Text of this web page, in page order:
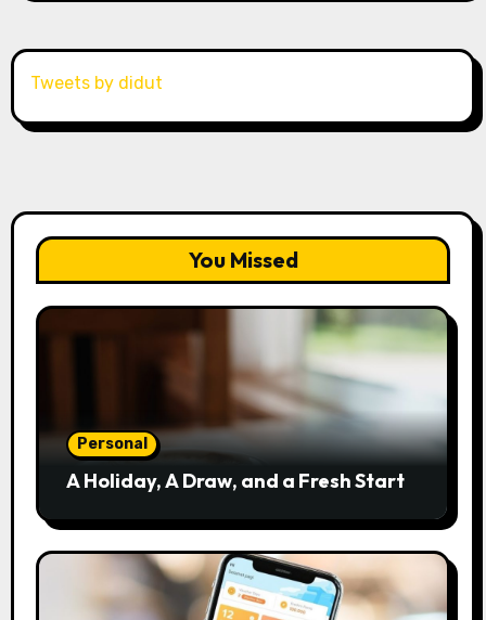
Tweets by didut
You Missed
Personal
A Holiday, A Draw, and a Fresh Start